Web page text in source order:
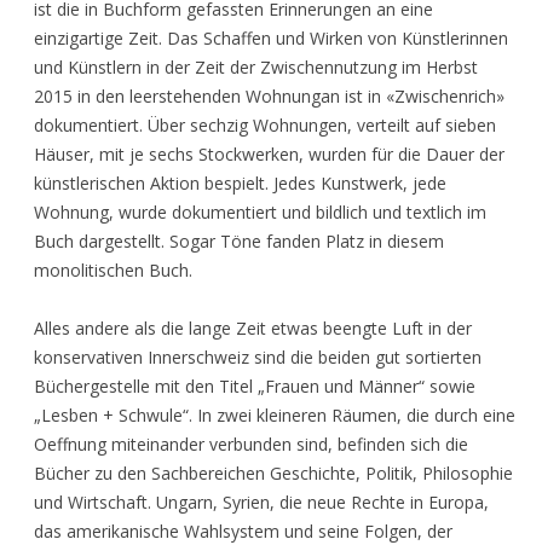
ist die in Buchform gefassten Erinnerungen an eine
einzigartige Zeit. Das Schaffen und Wirken von Künstlerinnen
und Künstlern in der Zeit der Zwischennutzung im Herbst
2015 in den leerstehenden Wohnungan ist in «Zwischenrich»
dokumentiert. Über sechzig Wohnungen, verteilt auf sieben
Häuser, mit je sechs Stockwerken, wurden für die Dauer der
künstlerischen Aktion bespielt. Jedes Kunstwerk, jede
Wohnung, wurde dokumentiert und bildlich und textlich im
Buch dargestellt. Sogar Töne fanden Platz in diesem
monolitischen Buch.
Alles andere als die lange Zeit etwas beengte Luft in der
konservativen Innerschweiz sind die beiden gut sortierten
Büchergestelle mit den Titel „Frauen und Männer“ sowie
„Lesben + Schwule“. In zwei kleineren Räumen, die durch eine
Oeffnung miteinander verbunden sind, befinden sich die
Bücher zu den Sachbereichen Geschichte, Politik, Philosophie
und Wirtschaft. Ungarn, Syrien, die neue Rechte in Europa,
das amerikanische Wahlsystem und seine Folgen, der